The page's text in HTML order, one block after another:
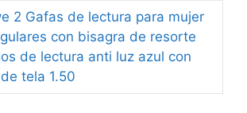
2 Gafas de lectura para mujer
con bisagra de resorte
de lectura anti luz azul con
tela 1.50